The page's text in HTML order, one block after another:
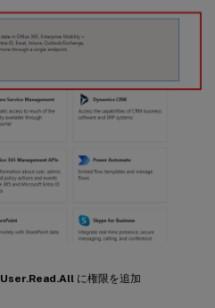
User.Read.All に権限を追加